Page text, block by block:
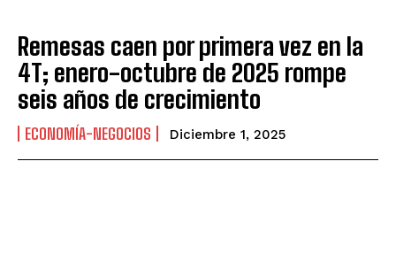
Remesas caen por primera vez en la
4T; enero-octubre de 2025 rompe
seis años de crecimiento
ECONOMÍA-NEGOCIOS Diciembre 1, 2025